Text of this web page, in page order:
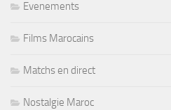
Evenements
Films Marocains
Matchs en direct
Nostalgie Maroc